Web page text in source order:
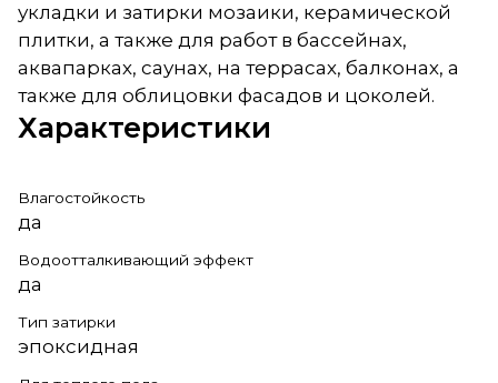
укладки и затирки мозаики, керамической
плитки, а также для работ в бассейнах,
аквапарках, саунах, на террасах, балконах, а
также для облицовки фасадов и цоколей.
Характеристики
Влагостойкость
да
Водоотталкивающий эффект
да
Тип затирки
эпоксидная